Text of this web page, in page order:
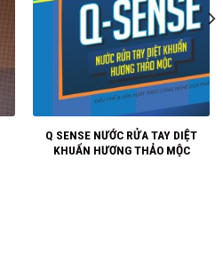
Q SENSE NƯỚC RỬA TAY DIỆT
KHUẨN HƯƠNG THẢO MỘC